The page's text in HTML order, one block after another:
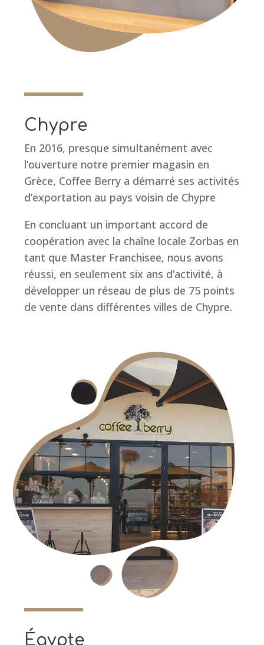
Chypre
En 2016, presque simultanément avec
l’ouverture notre premier magasin en
Grèce, Coffee Berry a démarré ses activités
d’exportation au pays voisin de Chypre
En concluant un important accord de
coopération avec la chaîne locale Zorbas en
tant que Master Franchisee, nous avons
réussi, en seulement six ans d’activité, à
développer un réseau de plus de 75 points
de vente dans différentes villes de Chypre.
Égypte